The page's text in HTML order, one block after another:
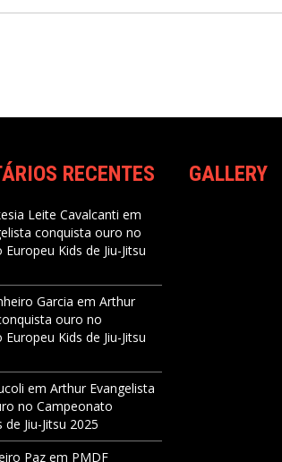
RECENTES
Leite Cavalcanti em
conquista ouro no
Kids de Jiu-Jitsu
Garcia em Arthur
ouro no
Kids de Jiu-Jitsu
em Arthur Evangelista
no Campeonato
de Jiu-Jitsu 2025
Paz em PMDF
GALLERY